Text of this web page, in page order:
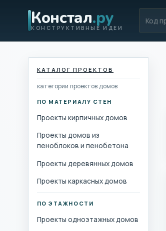
Констал.ру
КОНСТРУКТИВНЫЕ ИДЕИ
КАТАЛОГ ПРОЕКТОВ
категории проектов домов
ПО МАТЕРИАЛУ СТЕН
Проекты кирпичных домов
Проекты домов из
пеноблоков и пенобетона
Проекты деревянных домов
Проекты каркасных домов
ПО ЭТАЖНОСТИ
Проекты одноэтажных домов